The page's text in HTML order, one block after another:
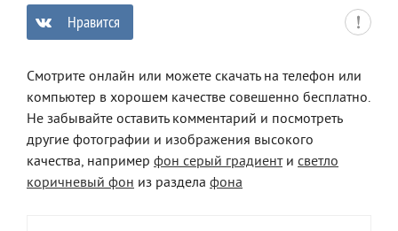
Нравится
Смотрите онлайн или можете скачать на телефон или
компьютер в хорошем качестве совешенно бесплатно.
Не забывайте оставить комментарий и посмотреть
другие фотографии и изображения высокого
качества, например фон серый градиенти светло
коричневый фон из раздела фона